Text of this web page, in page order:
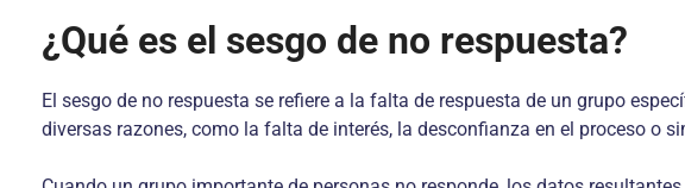
¿Qué es el sesgo de no respuesta?
El sesgo de no respuesta se refiere a la falta de respuesta de un grupo
diversas razones, como la falta de interés, la desconfianza en el proceso o